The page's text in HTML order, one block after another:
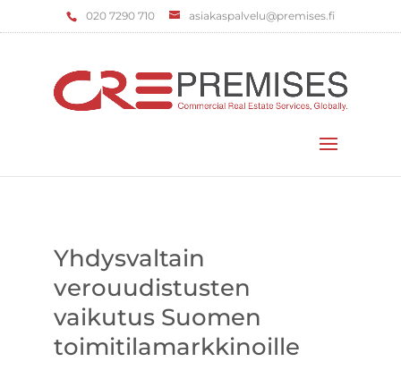
‌020 7290 710 asiakaspalvelu@premises.fi
Yhdysvaltain
verouudistusten
vaikutus Suomen
toimitilamarkkinoille